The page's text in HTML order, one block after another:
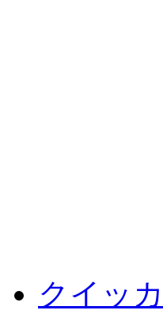
クイッ